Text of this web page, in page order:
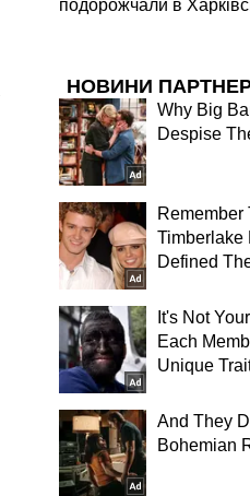
подорожчали в
НОВИНИ
Why Big
Despise
Remember
Timberlake
Defined
It's Not
Each
Unique
And They
Bohemian